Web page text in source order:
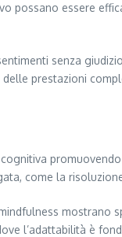
possano essere
senza
prestazioni
come la
l’adattabilità è